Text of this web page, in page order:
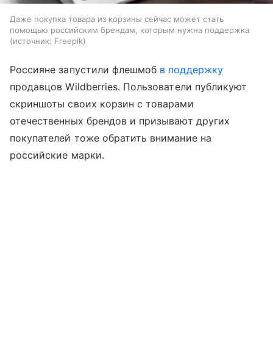
Даже покупка товара из корзины сейчас может стать
помощью российским брендам, которым нужна поддержка
источник: Freepik
Россияне запустили флешмоб в поддержку
продавцов Wildberries. Пользователи публикуют
скриншоты своих корзин с товарами
отечественных брендов и призывают других
покупателей тоже обратить внимание на
российские марки.